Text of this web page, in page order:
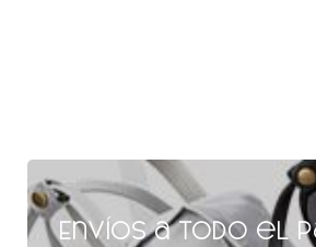
Envíos a todo el